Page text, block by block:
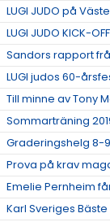
LUGI JUDO på
LUGI JUDO KICK-
Sandors rapport
LUGI judos 60-
Till minne av Tony
Sommarträning
Graderingshelg 8-
Prova på krav
Emelie Pernheim
Karl Sveriges